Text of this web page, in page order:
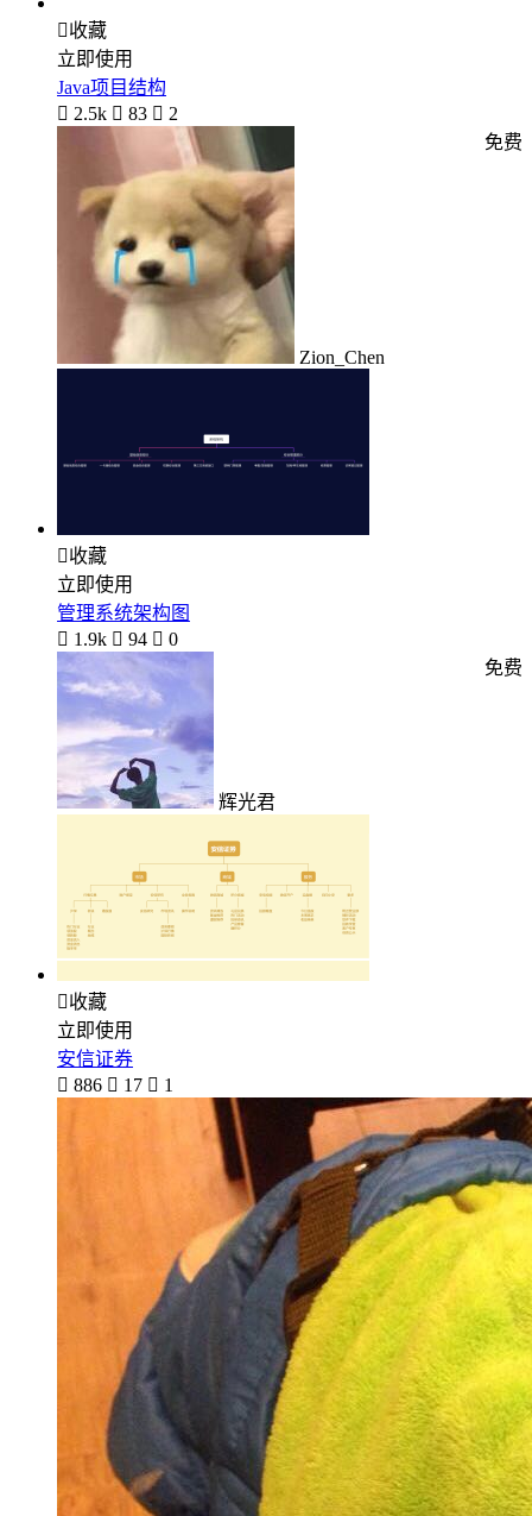
收藏
立即使用
Java项目结构
 2.5k  83  2
Zion_Chen
免费
收藏
立即使用
管理系统架构图
 1.9k  94  0
辉光君
免费
收藏
立即使用
安信证券
 886  17  1